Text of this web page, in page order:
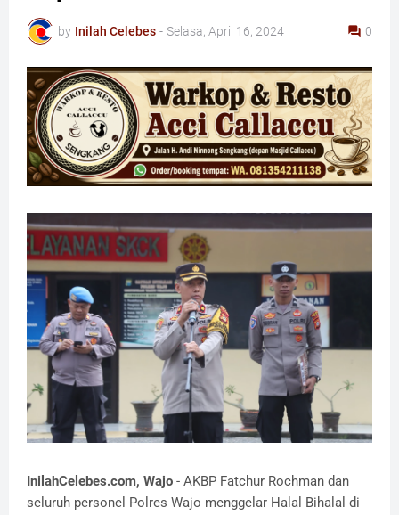
by Inilah Celebes - Selasa, April 16, 2024 0
InilahCelebes.com, Wajo - AKBP Fatchur Rochman dan
seluruh personel Polres Wajo menggelar Halal Bihalal di